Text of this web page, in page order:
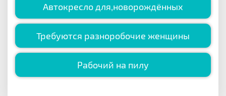
Автокресло для,новорождённых
Требуются разноробочие женщины
Рабочий на пилу